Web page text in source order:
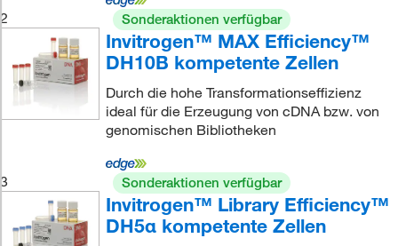
2 Sonderaktionen verfügbar
Invitrogen™ MAX Efficiency™
DH10B kompetente Zellen
Durch die hohe Transformationseffizienz
ideal für die Erzeugung von cDNA bzw. von
genomischen Bibliotheken
3 Sonderaktionen verfügbar
Invitrogen™ Library Efficiency™
DH5α kompetente Zellen